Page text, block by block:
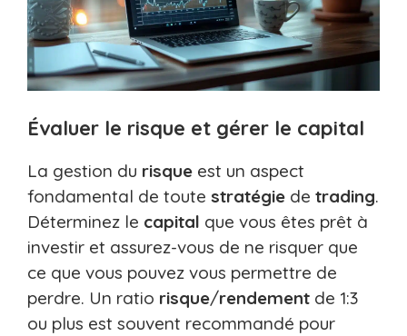
Évaluer le risque et gérer le capital
La gestion du risque est un aspect
fondamental de toute stratégie de trading.
Déterminez le capital que vous êtes prêt à
investir et assurez-vous de ne risquer que
ce que vous pouvez vous permettre de
perdre. Un ratio risque/rendement de 1:3
ou plus est souvent recommandé pour